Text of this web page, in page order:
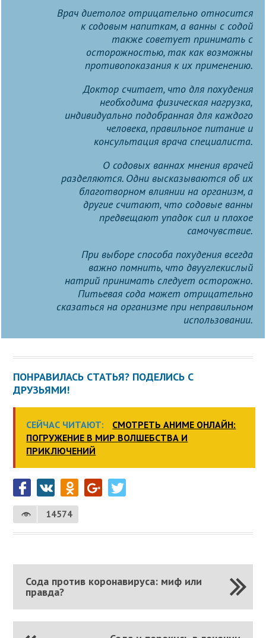
Врач диетолог отрицательно относится
к содовым напиткам, а ванны с содой
также советует принимать с
осторожностью, так как возможны
противопоказания к их применению.
Доктор считает, что для похудения
необходима физическая нагрузка,
индивидуально подобранная для каждого
человека, правильное питание и
консультация врача специалиста.
О содовых ваннах мнения врачей
разделяются. Одни высказываются об их
благотворном влиянии на организм, а
другие считают, что содовые ванны
предвещают упадок сил и плохое
самочувствие.
При выборе способа похудения всегда
важно помнить, что двууглекислый
натрий принимать следует осторожно.
Питьевая сода может отрицательно
сказаться на организме при неправильном
использовании.
ПОНРАВИЛАСЬ СТАТЬЯ? ПОДЕЛИСЬ С
ДРУЗЬЯМИ!
СЕЙЧАС ЧИТАЮТ:
СМОТРЕТЬ АНИМЕ ОНЛАЙН:
ПОГРУЖЕНИЕ В МИР ВОЛШЕБСТВА И
ПРИКЛЮЧЕНИЙ
14574
Сода против коронавируса: миф или
правда?